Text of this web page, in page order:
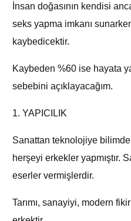
İnsan doğasının kendisi
seks yapma imkanı
kaybedicektir.
Kaybeden %60 ise hayata
sebebini açıklayacağım.
1. YAPICILIK
Sanattan teknolojiye
herşeyi erkekler yapmıştır.
eserler vermişlerdir.
Tarımı, sanayiyi, modern